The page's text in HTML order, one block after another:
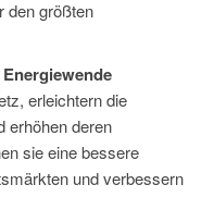
den größten
erleichtern die
erhöhen deren
sie eine bessere
und verbessern